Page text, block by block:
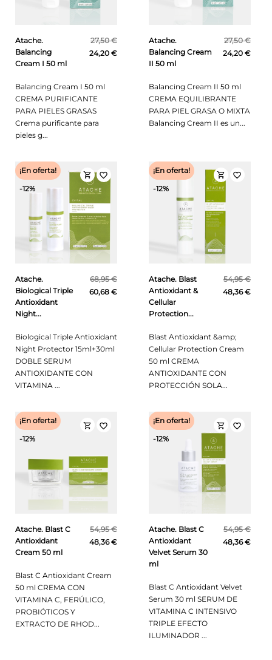
Atache.
Balancing
Cream I 50 ml
27,50 €
24,20 €
Balancing Cream I 50 ml
CREMA PURIFICANTE
PARA PIELES GRASAS
Crema purificante para
pieles g...
Atache.
Balancing Cream
II 50 ml
27,50 €
24,20 €
Balancing Cream II 50 ml
CREMA EQUILIBRANTE
PARA PIEL GRASA O MIXTA
Balancing Cream II es un...
Atache.
Biological Triple
Antioxidant
Night...
68,95 €
60,68 €
Biological Triple Antioxidant
Night Protector 15ml+30ml
DOBLE SERUM
ANTIOXIDANTE CON
VITAMINA ...
shopping_cart
¡En oferta!
-12%
favorite_border
Atache. Blast
Antioxidant &
Cellular
Protection...
54,95 €
48,36 €
Blast Antioxidant &amp;
Cellular Protection Cream
50 ml CREMA
ANTIOXIDANTE CON
PROTECCIÓN SOLA...
shopping_cart
¡En oferta!
-12%
favorite_border
Atache. Blast C
Antioxidant
Cream 50 ml
54,95 €
48,36 €
Blast C Antioxidant Cream
50 ml CREMA CON
VITAMINA C, FERÚLICO,
PROBIÓTICOS Y
EXTRACTO DE RHOD...
shopping_cart
¡En oferta!
-12%
favorite_border
Atache. Blast C
Antioxidant
Velvet Serum 30
ml
54,95 €
48,36 €
Blast C Antioxidant Velvet
Serum 30 ml SERUM DE
VITAMINA C INTENSIVO
TRIPLE EFECTO
ILUMINADOR ...
shopping_cart
¡En oferta!
-12%
favorite_border